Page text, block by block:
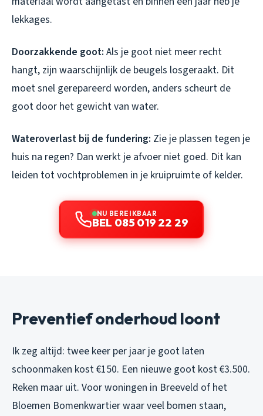
lekkages.
Doorzakkende goot: Als je goot niet meer recht
hangt, zijn waarschijnlijk de beugels losgeraakt. Dit
moet snel gerepareerd worden, anders scheurt de
goot door het gewicht van water.
Wateroverlast bij de fundering: Zie je plassen tegen je
huis na regen? Dan werkt je afvoer niet goed. Dit kan
leiden tot vochtproblemen in je kruipruimte of kelder.
NU BEREIKBAAR
BEL 085 019 22 29
Preventief onderhoud loont
Ik zeg altijd: twee keer per jaar je goot laten
schoonmaken kost €150. Een nieuwe goot kost €3.500.
Reken maar uit. Voor woningen in Breeveld of het
Bloemen Bomenkwartier waar veel bomen staan,